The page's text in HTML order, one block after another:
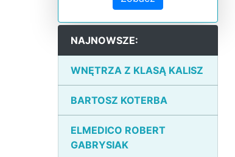
NAJNOWSZE:
WNĘTRZA Z KLASĄ KALISZ
BARTOSZ KOTERBA
ELMEDICO ROBERT
GABRYSIAK